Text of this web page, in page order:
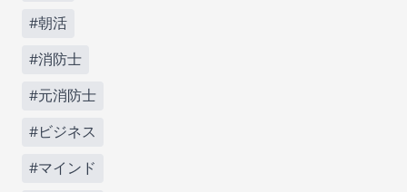
#朝活
#消防士
#元消防士
#ビジネス
#マインド